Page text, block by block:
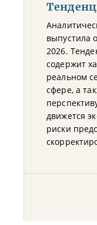
выпустила
2026.
содержит
реальном
сфере, а
движется
риски